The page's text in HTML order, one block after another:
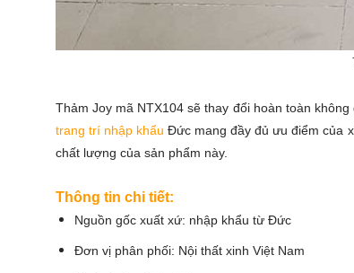
Thảm Joy mã NTX104 sẽ thay đổi hoàn toàn
trang trí nhập khẩu Đức mang đầy đủ ưu điểm của
chất lượng của sản phẩm này.
Thông tin chi tiết:
Nguồn gốc xuất xứ: nhập khẩu từ Đức
Đơn vị phân phối: Nội thất xinh Việt Nam